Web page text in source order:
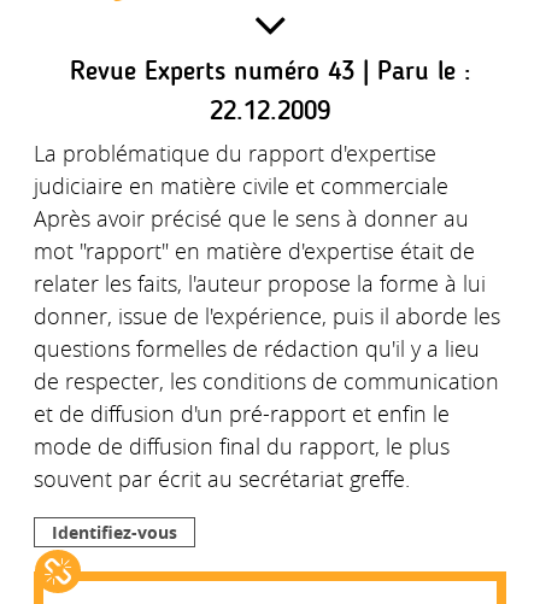
Revue Experts numéro 43 | Paru le :
22.12.2009
La problématique du rapport d'expertise
judiciaire en matière civile et commerciale
Après avoir précisé que le sens à donner au
mot "rapport" en matière d'expertise était de
relater les faits, l'auteur propose la forme à lui
donner, issue de l'expérience, puis il aborde les
questions formelles de rédaction qu'il y a lieu
de respecter, les conditions de communication
et de diffusion d'un pré-rapport et enfin le
mode de diffusion final du rapport, le plus
souvent par écrit au secrétariat greffe.
Identifiez-vous